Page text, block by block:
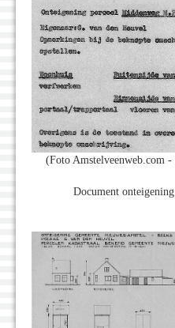
(Foto Amstelveenweb.com -
Document